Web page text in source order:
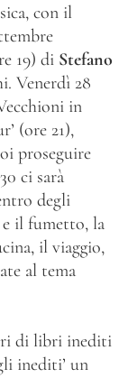
con il
19) di Stefano
Venerdì 28
in
(ore 21),
proseguire
ci sarà
degli
il fumetto, la
il viaggio,
al tema
di libri inediti
inediti’ un